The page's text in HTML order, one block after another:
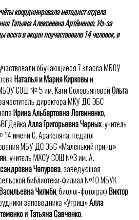
координировала методист отдела
Татьяна Алексеевна Артёменко. Из-за
всего в акции поучаствовало 14 человек, в
обучающиеся 7 класса МБОУ
Наталья и Мария Кирковыи
СОШ № 5 им. Кати СоловьяновойОльга
директора МКУ ДО ЭБС
Ирина Альбертовна Логвиненко,
Алла Григорьевна Черных, учитель
имени С. Аракеляна, педагог
МБУ ДО ЭБС «Маленький принц»
, учитель МАОУ СОШ №3 им. А.
Чепурова, заведующая
библиотеки-филиал №10 МБУК
Чилиби, биолог-фотографВиктор
заповедника «Утриш»Алла
и Татьяна Савченко.